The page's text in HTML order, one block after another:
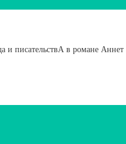
писательствА в романе Аннет